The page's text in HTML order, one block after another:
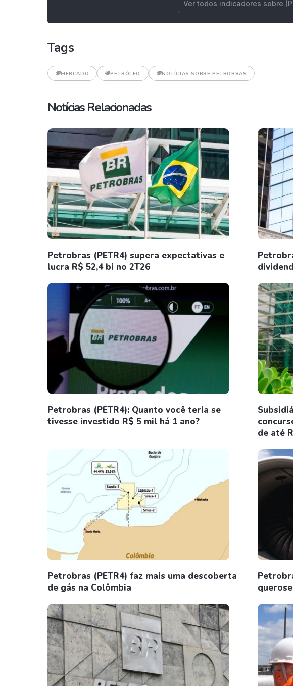
Ver todos indicadores sobre
Tags
MERCADO PETRÓLEO NOTÍCIAS SOBRE PETROBRAS
Notícias Relacionadas
Petrobras (PETR4) supera expectativas e
lucra R$ 52,4 bi no 2T26
Petrobras (PETR4): Quanto você teria se
tivesse investido R$ 5 mil há 1 ano?
de até
Petrobras (PETR4) faz mais uma descoberta
de gás na Colômbia